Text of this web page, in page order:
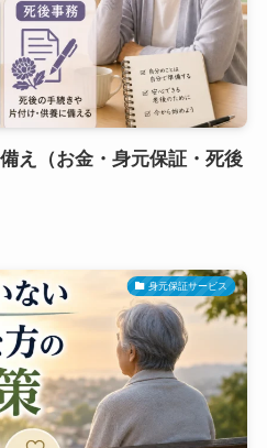
え（お金・身元保証・死後
身元保証サービス